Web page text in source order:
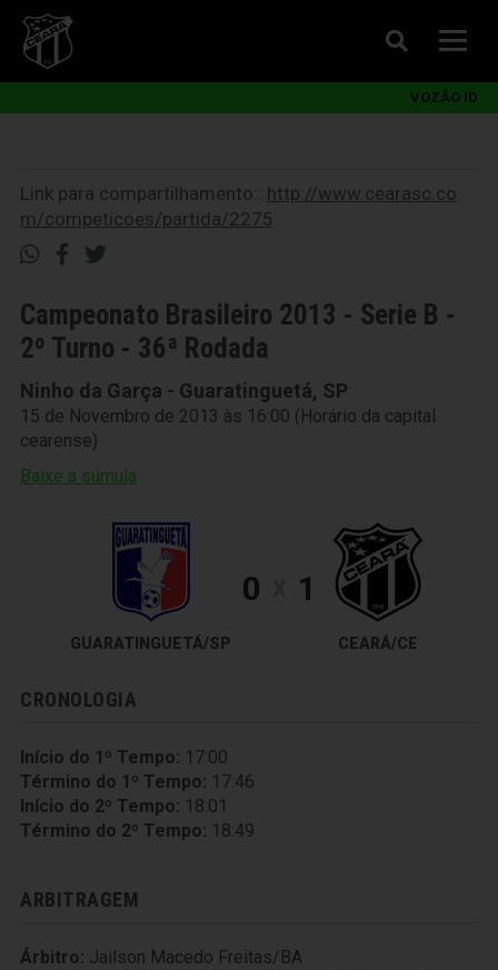
VOZÃO ID
Link para compartilhamento:: http://www.cearasc.co
m/competicoes/partida/2275
Campeonato Brasileiro 2013 - Serie B -
2º Turno - 36ª Rodada
Ninho da Garça - Guaratinguetá, SP
15 de Novembro de 2013 às 16:00 (Horário da capital
cearense)
Baixe a súmula
GUARATINGUETÁ/SP
0 1
CEARÁ/CE
CRONOLOGIA
Início do 1º Tempo: 17:00
Término do 1º Tempo: 17:46
Início do 2º Tempo: 18:01
Término do 2º Tempo: 18:49
ARBITRAGEM
Árbitro: Jailson Macedo Freitas/BA